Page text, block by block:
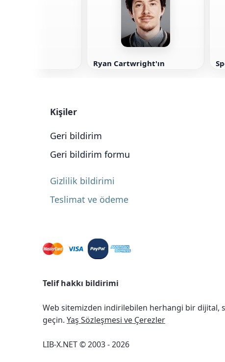
Ryan Cartwright'ın
Kişiler
Geri bildirim
Geri bildirim formu
Gizlilik bildirimi
Teslimat ve ödeme
Telif hakkı bildirimi
Web sitemizden indirilebilen herhangi bir dijital,
geçin. Yaş Sözleşmesi ve Çerezler
LIB-X.NET © 2003 - 2026